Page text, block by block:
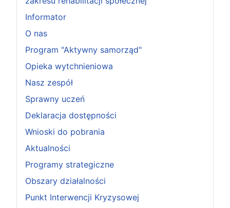
Informator
O nas
Program "Aktywny samorząd"
Opieka wytchnieniowa
Nasz zespół
Sprawny uczeń
Deklaracja dostępności
Wnioski do pobrania
Aktualności
Programy strategiczne
Obszary działalności
Punkt Interwencji Kryzysowej